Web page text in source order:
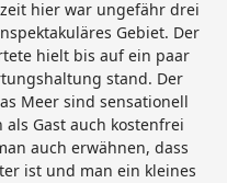
hier war ungefähr drei
Gebiet. Der
hielt bis auf ein paar
stand. Der
Meer sind sensationell
Gast auch kostenfrei
auch erwähnen, dass
ist und man ein kleines